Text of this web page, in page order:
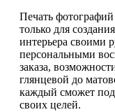
Печать
только для
интерьера своими
персональными
заказа,
глянцевой до
каждый сможет
своих целей.